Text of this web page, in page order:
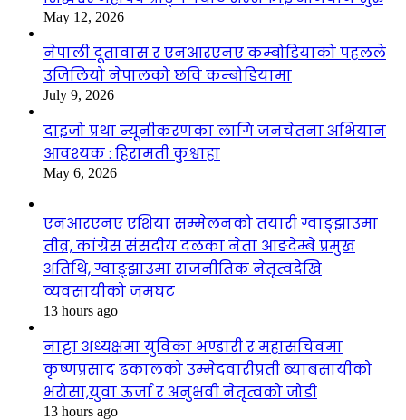
May 12, 2026
नेपाली दूतावास र एनआरएनए कम्बोडियाको पहलले
उजिलियो नेपालको छवि कम्बोडियामा
July 9, 2026
दाइजो प्रथा न्यूनीकरणका लागि जनचेतना अभियान
आवश्यक : हिरामती कुश्वाहा
May 6, 2026
एनआरएनए एशिया सम्मेलनको तयारी ग्वाङ्झाउमा
तीव्र, कांग्रेस संसदीय दलका नेता आङदेम्बे प्रमुख
अतिथि, ग्वाङ्झाउमा राजनीतिक नेतृत्वदेखि
व्यवसायीको जमघट
13 hours ago
नाट्टा अध्यक्षमा युविका भण्डारी र महासचिवमा
कृष्णप्रसाद ढकालको उम्मेदवारीप्रती ब्याबसायीको
भरोसा,युवा ऊर्जा र अनुभवी नेतृत्वको जोडी
13 hours ago